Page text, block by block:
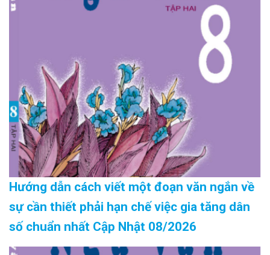
Hướng dẫn cách viết một đoạn văn ngắn về
sự cần thiết phải hạn chế việc gia tăng dân
số chuẩn nhất Cập Nhật 08/2026